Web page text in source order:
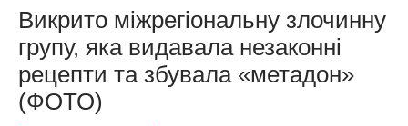
Викрито міжрегіональну злочинну
групу, яка видавала незаконні
рецепти та збувала «метадон»
(ФОТО)